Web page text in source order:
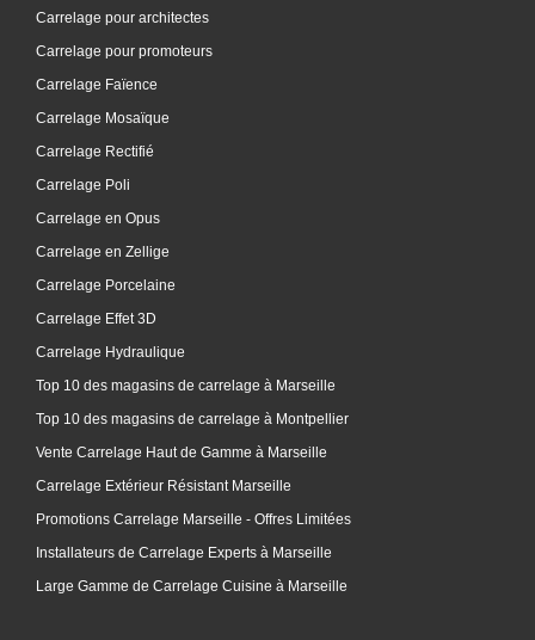
Carrelage pour architectes
Carrelage pour promoteurs
Carrelage Faïence
Carrelage Mosaïque
Carrelage Rectifié
Carrelage Poli
Carrelage en Opus
Carrelage en Zellige
Carrelage Porcelaine
Carrelage Effet 3D
Carrelage Hydraulique
Top 10 des magasins de carrelage à Marseille
Top 10 des magasins de carrelage à Montpellier
Vente Carrelage Haut de Gamme à Marseille
Carrelage Extérieur Résistant Marseille
Promotions Carrelage Marseille - Offres Limitées
Installateurs de Carrelage Experts à Marseille
Large Gamme de Carrelage Cuisine à Marseille